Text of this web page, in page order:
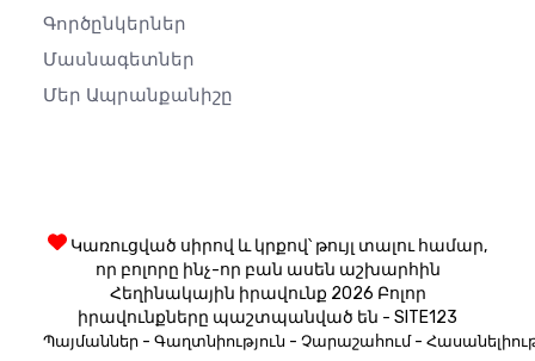
Գործընկերներ
Մասնագետներ
Մեր Ապրանքանիշը
Կառուցված սիրով և կրքով՝ թույլ տալու համար,
որ բոլորը ինչ-որ բան ասեն աշխարհին
Հեղինակային իրավունք 2026 Բոլոր
իրավունքները պաշտպանված են - SITE123
Պայմաններ - Գաղտնիություն - Չարաշահում-